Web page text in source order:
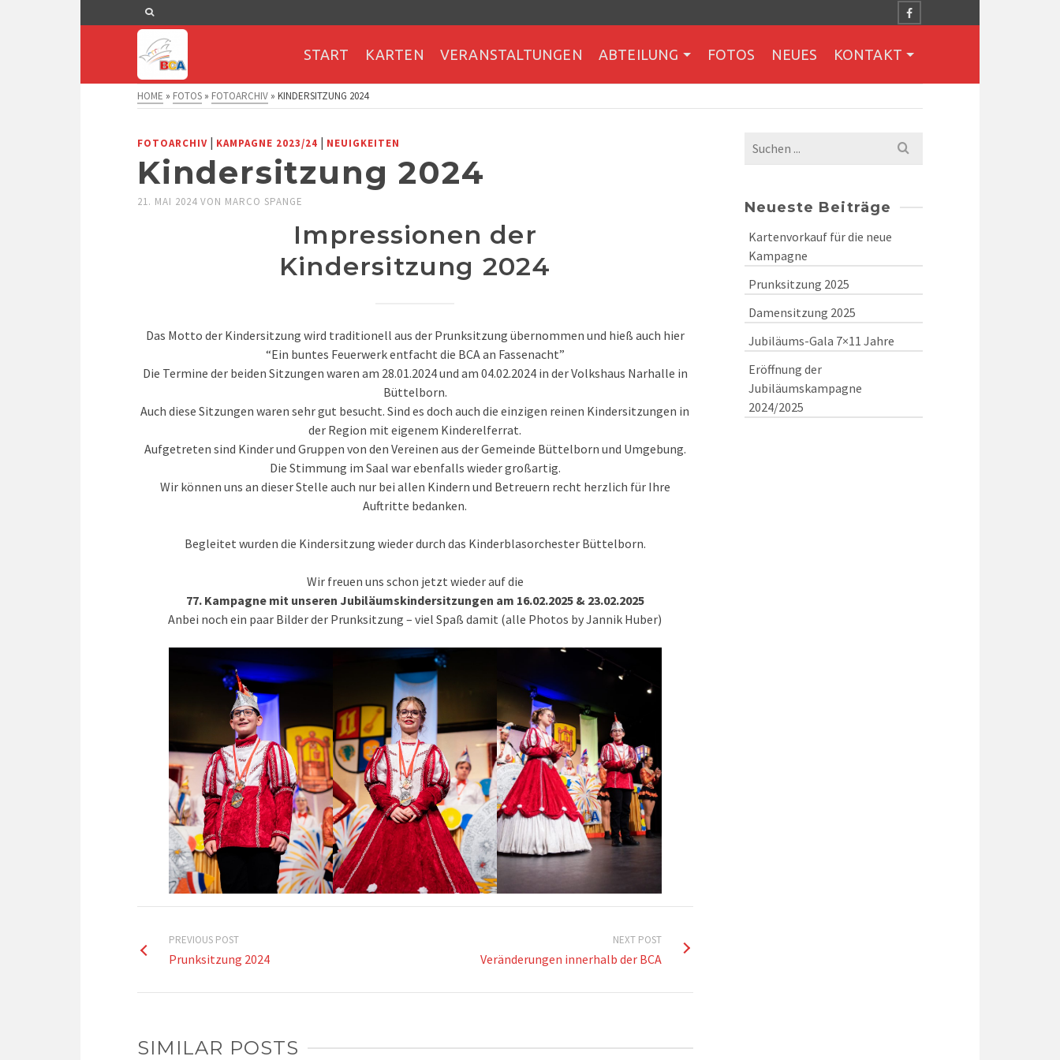
START KARTEN VERANSTALTUNGEN ABTEILUNG FOTOS NEUES KONTAKT
HOME » FOTOS » FOTOARCHIV » KINDERSITZUNG 2024
FOTOARCHIV | KAMPAGNE 2023/24 | NEUIGKEITEN
Kindersitzung 2024
21. MAI 2024 VON MARCO SPANGE
Impressionen der
Kindersitzung 2024
Das Motto der Kindersitzung wird traditionell aus der Prunksitzung übernommen und hieß auch hier
“Ein buntes Feuerwerk entfacht die BCA an Fassenacht”
Die Termine der beiden Sitzungen waren am 28.01.2024 und am 04.02.2024 in der Volkshaus Narhalle in
Büttelborn.
Auch diese Sitzungen waren sehr gut besucht. Sind es doch auch die einzigen reinen Kindersitzungen in
der Region mit eigenem Kinderelferrat.
Aufgetreten sind Kinder und Gruppen von den Vereinen aus der Gemeinde Büttelborn und Umgebung.
Die Stimmung im Saal war ebenfalls wieder großartig.
Wir können uns an dieser Stelle auch nur bei allen Kindern und Betreuern recht herzlich für Ihre
Auftritte bedanken.
Begleitet wurden die Kindersitzung wieder durch das Kinderblasorchester Büttelborn.
Wir freuen uns schon jetzt wieder auf die
77. Kampagne mit unseren Jubiläumskindersitzungen am 16.02.2025 & 23.02.2025
Anbei noch ein paar Bilder der Prunksitzung – viel Spaß damit (alle Photos by Jannik Huber)
PREVIOUS POST
Prunksitzung 2024
NEXT POST
Veränderungen innerhalb der BCA
SIMILAR POSTS
Search
Neueste Beiträge
Kartenvorkauf für die neue
Kampagne
Prunksitzung 2025
Damensitzung 2025
Jubiläums-Gala 7×11 Jahre
Eröffnung der
Jubiläumskampagne
2024/2025